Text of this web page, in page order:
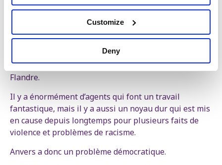
Customize
Deny
Et cela se voit surtout dans la police, où des sommes
énormes sont investies. La plus grande tour de police
espions israéliens sont achetés massivement, et la
police anversoise est même devenue le fournisseur
de ces logiciels espions israéliens dans toute la
Flandre.
Il y a énormément d’agents qui font un travail
fantastique, mais il y a aussi un noyau dur qui est mis
en cause depuis longtemps pour plusieurs faits de
violence et problèmes de racisme.
Anvers a donc un problème démocratique.